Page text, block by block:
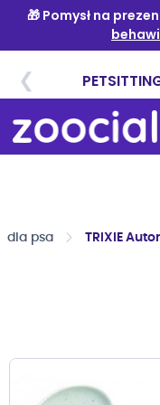
do
treści
dla psa TRIXIE
Przejdź